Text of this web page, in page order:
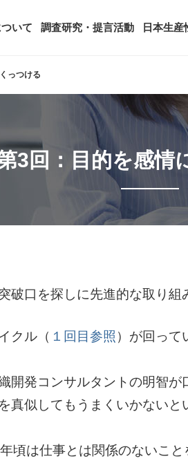
部いて
調査研究・提言活動 日本生
年頭
生
国
活動
究・提言活動
する研究
ンタルヘルスに関する調査
顧
レジ
雇
事・監事一覧
業務・財務に関する資料
日
全
修
セミナー
ア
オ
主
ルタント養成事業
コ
経
っつける
3回：目的を感情
破口を探しに先進的な取り
クル（ １回目参照 ）が回って
発コンサルタントの明智が
真似してもうまくいかない
頃は仕事とは関係のないこ